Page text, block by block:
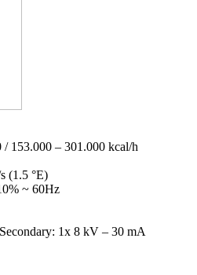
153.000 – 301.000 kcal/h
(1.5 °E)
~ 60Hz
1x 8 kV – 30 mA